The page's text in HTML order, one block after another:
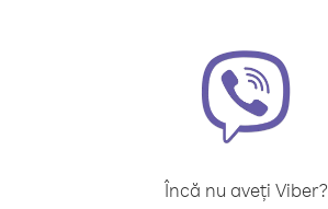
Încă nu aveți Viber?